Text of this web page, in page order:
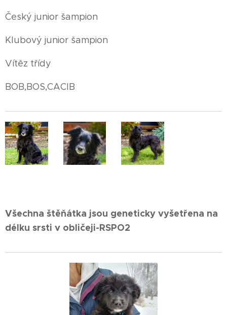
Český junior šampion
Klubový junior šampion
Vítěz třídy
BOB,BOS,CACIB
Všechna štěňátka jsou geneticky vyšetřena na
délku srsti v obličeji-RSPO2